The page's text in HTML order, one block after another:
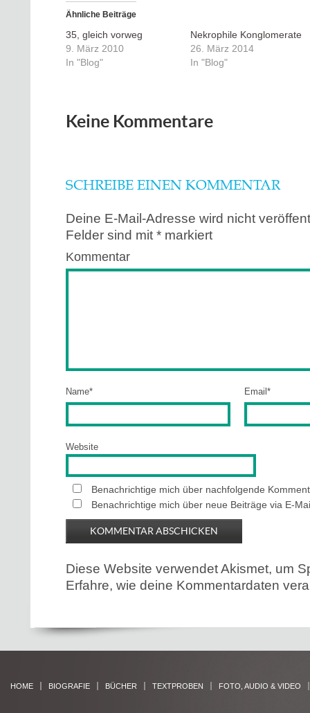
Ähnliche Beiträge
35, gleich vorweg
9. März 2010
In "Blog"
Nekrophile Konglomerate
26. März 2014
In "Blog"
Keine Kommentare
SCHREIBE EINEN KOMMENTAR
Deine E-Mail-Adresse wird nicht
Felder sind mit * markiert
Kommentar
Name* Email *
Website
Benachrichtige mich über nachfolgende
Benachrichtige mich über neue Beiträge via E-
Diese Website verwendet Akismet, um
Erfahre, wie deine Kommentardaten
HOME BIOGRAFIE BÜCHER TEXTPROBEN FOTO, AUDIO & VIDEO